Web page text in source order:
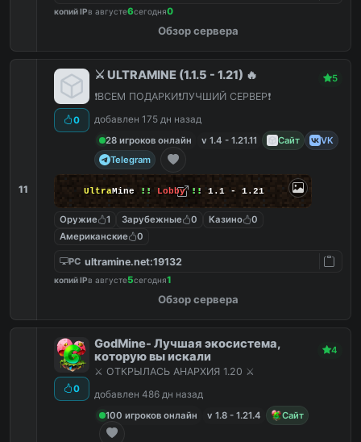
копий IPв августе6сегодня0
Обзор сервера
11
0
⚔️ ULTRAMINE (1.1.5 - 1.21) 🔥 5
❗️ВСЕМ ПОДАРКИ❗️ЛУЧШИЙ СЕРВЕР❗️
добавлен 175 дн назад
28 игроков онлайн
v 1.4 - 1.21.11 Сайт
VK
Telegram
UltraMine !! Lobby !! 1.1 - 1.21
Оружие 1 Зарубежные 0 Казино
0
Американские
0
PC ultramine.net:19132
копий IPв августе5сегодня1
Обзор сервера
0
GodMine- Лучшая экосистема,
которую вы искали
4
⚔️ ОТКРЫЛАСЬ АНАРХИЯ 1.20 ⚔️
добавлен 486 дн назад
100 игроков онлайн
v 1.8 - 1.21.4 Сайт